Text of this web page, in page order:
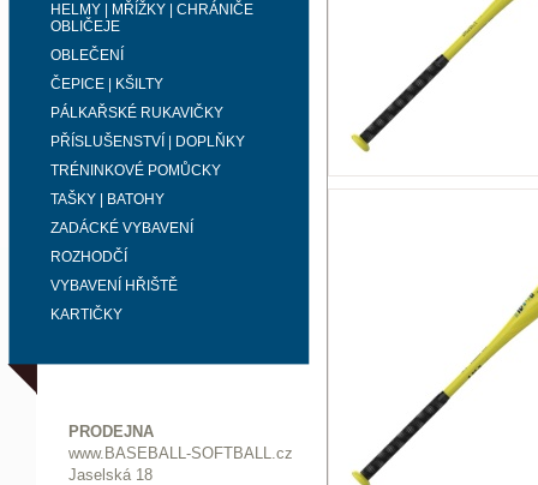
HELMY | MŘÍŽKY | CHRÁNIČE
OBLIČEJE
OBLEČENÍ
ČEPICE | KŠILTY
PÁLKAŘSKÉ RUKAVIČKY
PŘÍSLUŠENSTVÍ | DOPLŇKY
TRÉNINKOVÉ POMŮCKY
TAŠKY | BATOHY
ZADÁCKÉ VYBAVENÍ
ROZHODČÍ
VYBAVENÍ HŘIŠTĚ
KARTIČKY
PRODEJNA
www.BASEBALL-SOFTBALL.cz
Jaselská 18